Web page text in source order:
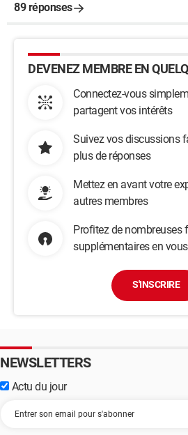
89 réponses
DEVENEZ MEMBRE EN
Connectez-vous
partagent vos intérêts
Suivez vos discussions
plus de réponses
Mettez en avant votre
autres membres
Profitez de nombreuses
supplémentaires en
S'INSCRIRE
NEWSLETTERS
Actu du jour